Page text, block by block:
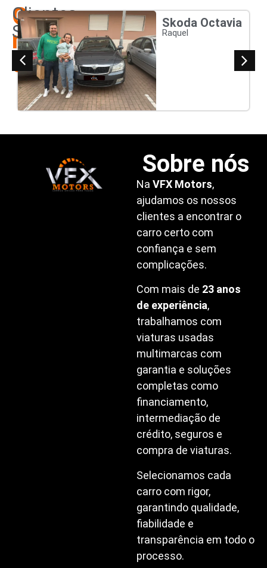
Os
nossos
clientes
Clientes
Satisfeitos
Skoda Octavia
Raquel
Sobre nós
NaVFX Motors,
ajudamos os nossos
clientes a encontrar o
carro certo com
confiança e sem
complicações.
Com mais de 23 anos
de experiência,
trabalhamos com
viaturas usadas
multimarcas com
garantia e soluções
completas como
financiamento,
intermediação de
crédito, seguros e
compra de viaturas.
Selecionamos cada
carro com rigor,
garantindo qualidade,
fiabilidade e
transparência em todo o
processo.